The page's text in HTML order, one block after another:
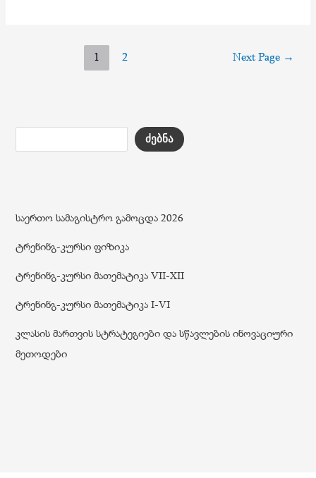
1 2 Next Page →
ძებნა
საერთო სამაგისტრო გამოცდა 2026
ტრენინგ-კურსი ფიზიკა
ტრენინგ-კურსი მათემატიკა VII-XII
ტრენინგ-კურსი მათემატიკა I-VI
კლასის მართვის სტრატეგიები და სწავლების ინოვაციური
მეთოდები